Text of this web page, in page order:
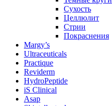
Сухость
Целлюлит
Стрии
Покраснения
Margy’s
Ultraceuticals
Practique
Reviderm
HydroPeptide
iS Clinical
Asap